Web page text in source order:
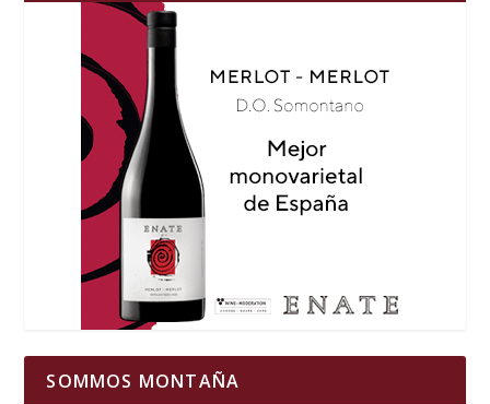
SOMMOS MONTAÑA